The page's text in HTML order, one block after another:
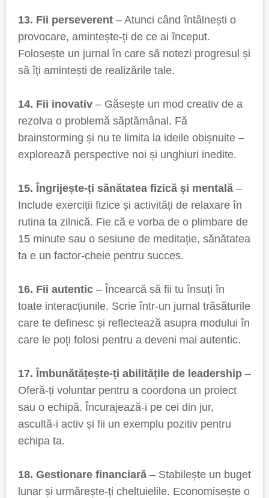
13. Fii perseverent – Atunci când întâlnești o
provocare, amintește-ți de ce ai început.
Folosește un jurnal în care să notezi progresul și
să îți amintești de realizările tale.
14. Fii inovativ – Găsește un mod creativ de a
rezolva o problemă săptămânal. Fă
brainstorming și nu te limita la ideile obișnuite –
explorează perspective noi și unghiuri inedite.
15. Îngrijește-ți sănătatea fizică și mentală –
Include exerciții fizice și activități de relaxare în
rutina ta zilnică. Fie că e vorba de o plimbare de
15 minute sau o sesiune de meditație, sănătatea
ta e un factor-cheie pentru succes.
16. Fii autentic – Încearcă să fii tu însuți în
toate interacțiunile. Scrie într-un jurnal trăsăturile
care te definesc și reflectează asupra modului în
care le poți folosi pentru a deveni mai autentic.
17. Îmbunătățește-ți abilitățile de leadership –
Oferă-ți voluntar pentru a coordona un proiect
sau o echipă. Încurajează-i pe cei din jur,
ascultă-i activ și fii un exemplu pozitiv pentru
echipa ta.
18. Gestionare financiară – Stabilește un buget
lunar și urmărește-ți cheltuielile. Economisește o